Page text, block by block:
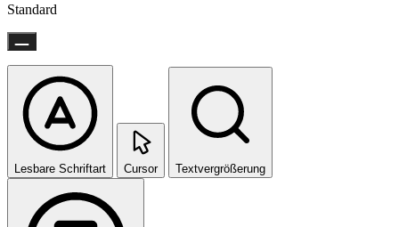
Standard
Lesbare Schriftart Cursor Textvergrößerung